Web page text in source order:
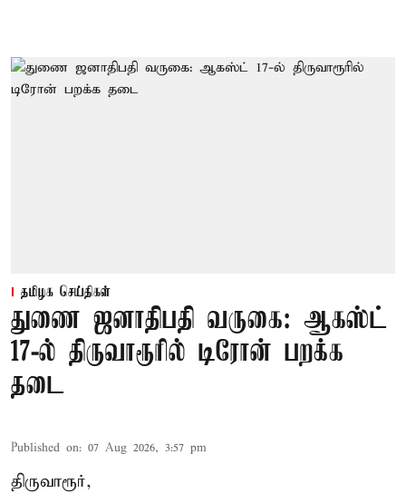
தமிழக செய்திகள்
துணை ஜனாதிபதி வருகை: ஆகஸ்ட்
17-ல் திருவாரூரில் டிரோன் பறக்க
தடை
Published on: 07 Aug 2026, 3:57 pm
திருவாரூர்,